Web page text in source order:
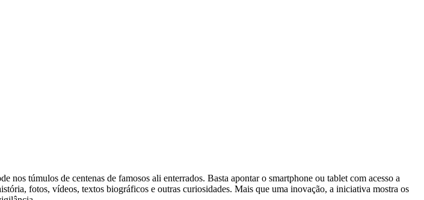
túmulos de centenas de famosos ali enterrados. Basta apontar o smartphone ou tablet com acesso a
fotos, vídeos, textos biográficos e outras curiosidades. Mais que uma inovação, a iniciativa mostra os